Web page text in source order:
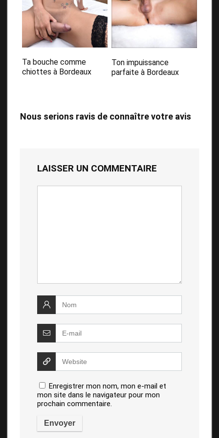
Ta bouche comme
chiottes à Bordeaux
Ton impuissance
parfaite à Bordeaux
Nous serions ravis de connaître votre avis
LAISSER UN COMMENTAIRE
Enregistrer mon nom, mon e-mail et
mon site dans le navigateur pour mon
prochain commentaire.